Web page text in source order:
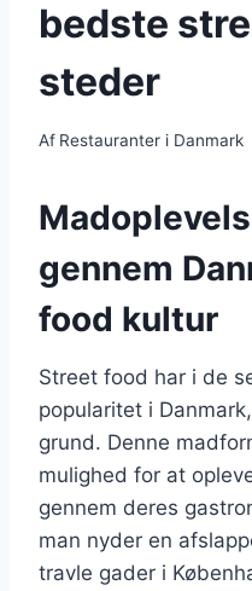
bedste
steder
Af Restauranter i Danmark
gennem
food kultur
Street food har i de
popularitet i
grund. Denne
mulighed for at
gennem deres
man nyder en
travle gader i